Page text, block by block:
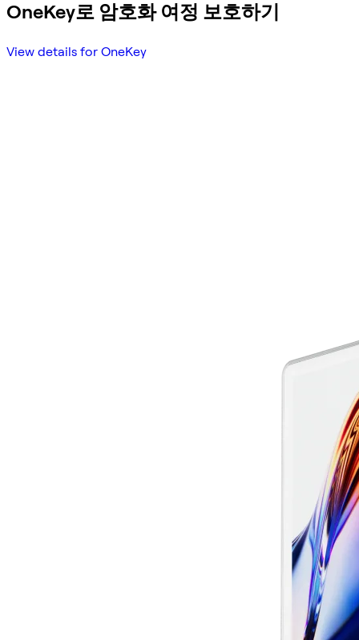
OneKey로 암호화 여정 보호하기
View details for OneKey